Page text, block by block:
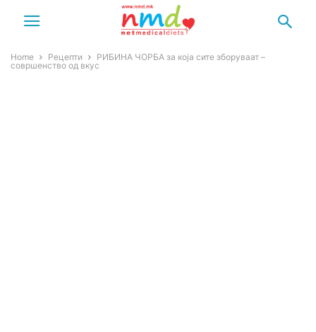
Home Рецепти
РИБИНА ЧОРБА за која сите зборуваат –
совршенство од вкус